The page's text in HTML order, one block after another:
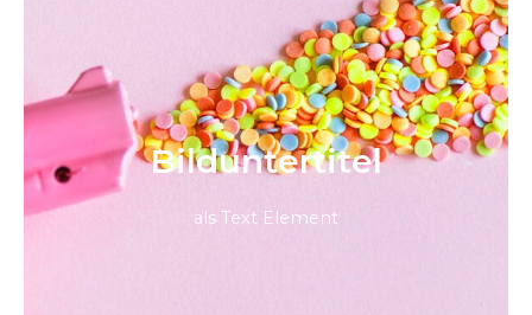
Bild­unter­titel
als Text Element